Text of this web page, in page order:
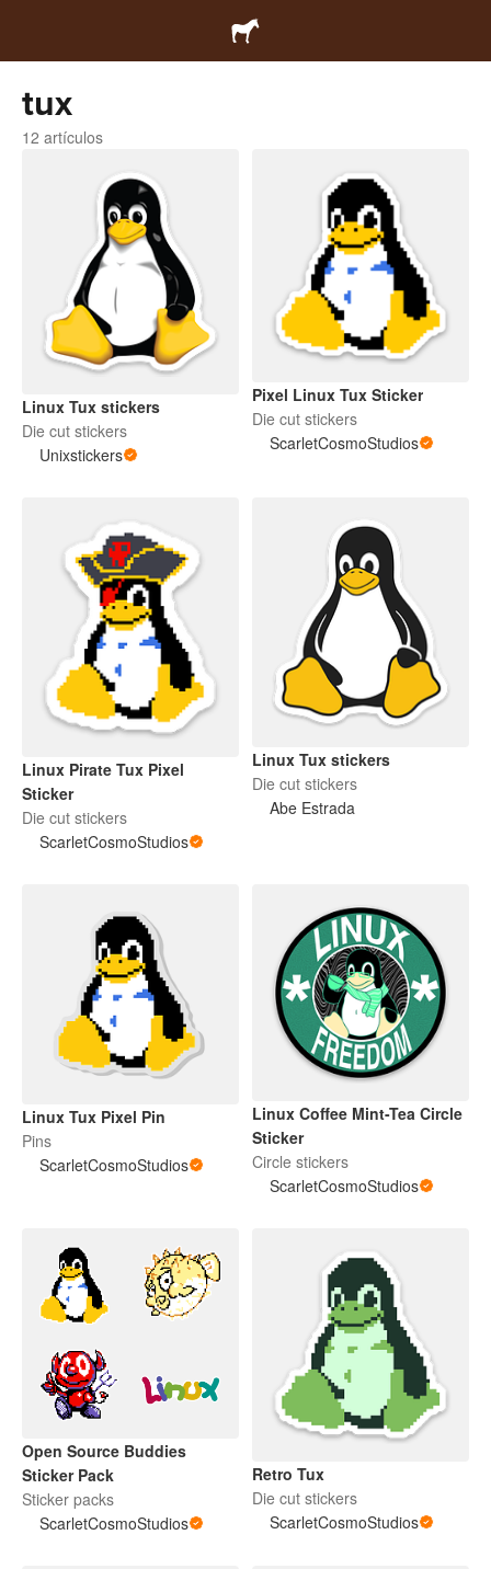
tux
12 artículos
Linux Tux stickers
Die cut stickers
Unixstickers
Pixel Linux Tux Sticker
Die cut stickers
ScarletCosmoStudios
Linux Pirate Tux Pixel
Sticker
Die cut stickers
ScarletCosmoStudios
Linux Tux stickers
Die cut stickers
Abe Estrada
Linux Tux Pixel Pin
Pins
ScarletCosmoStudios
Linux Coffee Mint-Tea Circle
Sticker
Circle stickers
ScarletCosmoStudios
Open Source Buddies
Sticker Pack
Sticker packs
ScarletCosmoStudios
Retro Tux
Die cut stickers
ScarletCosmoStudios